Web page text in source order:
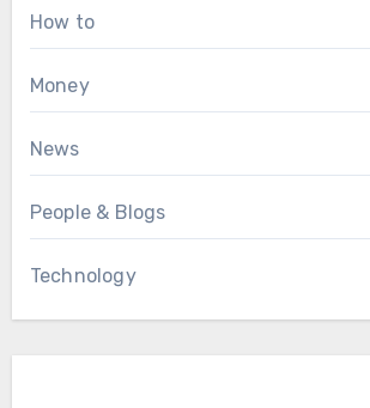
How to
Money
News
People & Blogs
Technology